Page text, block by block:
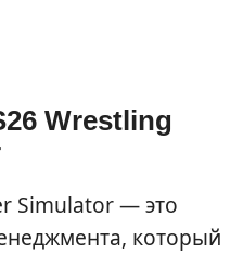
Wrestling
Simulator — это
который